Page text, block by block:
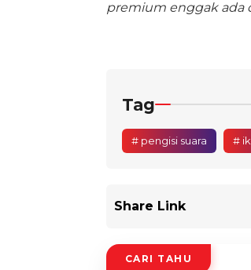
premium enggak ada
Tag
# pengisi suara #
Share Link
CARI TAHU